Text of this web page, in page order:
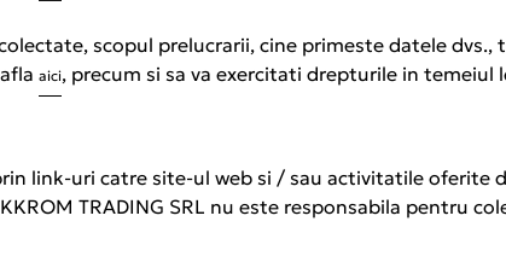
scopul prelucrarii, cine primeste datele
aici, precum si sa va exercitati drepturile in temeiul
link-uri catre site-ul web si / sau activitatile oferite
TRADING SRL nu este responsabila pentru